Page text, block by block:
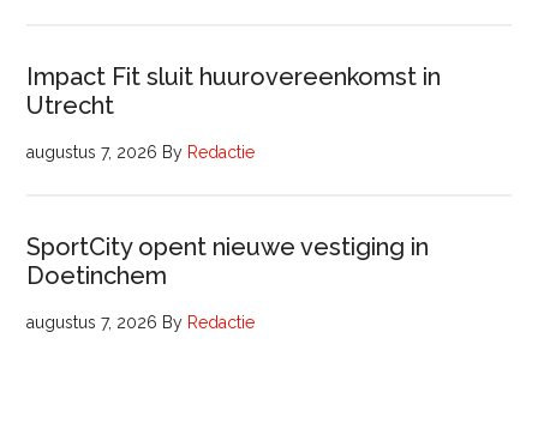
Impact Fit sluit huurovereenkomst in
Utrecht
augustus 7, 2026 By Redactie
SportCity opent nieuwe vestiging in
Doetinchem
augustus 7, 2026 By Redactie